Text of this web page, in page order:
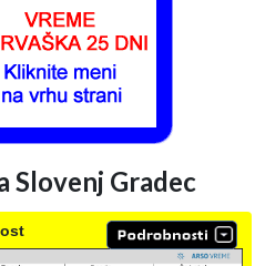
Slovenj Gradec